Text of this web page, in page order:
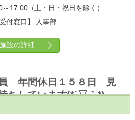
～17:00（土・日・祝日を除く）
受付窓口】 人事部
施設の詳細
年間休日１５８日 見
ちしています(*´▽｀*)